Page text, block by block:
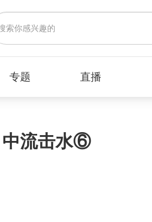
专题 直播
中流击水⑥